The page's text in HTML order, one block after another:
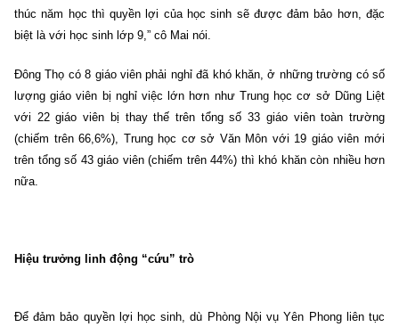
thúc năm học thì quyền lợi của học sinh sẽ được đảm bảo hơn, đặc
biệt là với học sinh lớp 9,” cô Mai nói.
Đông Thọ có 8 giáo viên phải nghỉ đã khó khăn, ở những trường có số
lượng giáo viên bị nghỉ việc lớn hơn như Trung học cơ sở Dũng Liệt
với 22 giáo viên bị thay thế trên tổng số 33 giáo viên toàn trường
(chiếm trên 66,6%), Trung học cơ sở Văn Môn với 19 giáo viên mới
trên tổng số 43 giáo viên (chiếm trên 44%) thì khó khăn còn nhiều hơn
nữa.
Hiệu trưởng linh động “cứu” trò
Để đảm bảo quyền lợi học sinh, dù Phòng Nội vụ Yên Phong liên tục